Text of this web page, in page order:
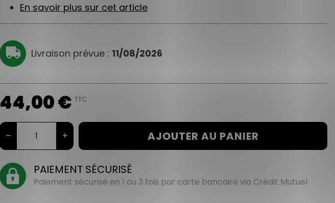
En savoir plus sur cet article
Livraison prévue : 11/08/2026
44,00 € TTC
– + AJOUTER AU PANIER
PAIEMENT SÉCURISÉ
Paiement sécurisé en 1 ou 3 fois par carte bancaire via Crédit Mutuel